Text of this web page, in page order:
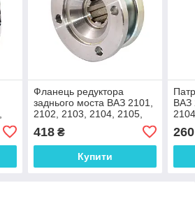
Фланець редуктора
заднього моста ВАЗ 2101,
2102, 2103, 2104, 2105,
2106, 2107, 2121, 21213
418₴
Купити
ВАЗ
260